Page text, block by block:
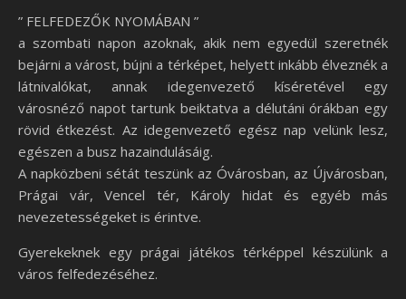
” FELFEDEZŐK NYOMÁBAN ”
a szombati napon azoknak, akik nem egyedül szeretnék
bejárni a várost, bújni a térképet, helyett inkább élveznék a
látnivalókat, annak idegenvezető kíséretével egy
városnéző napot tartunk beiktatva a délutáni órákban egy
rövid étkezést. Az idegenvezető egész nap velünk lesz,
egészen a busz hazaindulásáig.
A napközbeni sétát teszünk az Óvárosban, az Újvárosban,
Prágai vár, Vencel tér, Károly hidat és egyéb más
nevezetességeket is érintve.
Gyerekeknek egy prágai játékos térképpel készülünk a
város felfedezéséhez.